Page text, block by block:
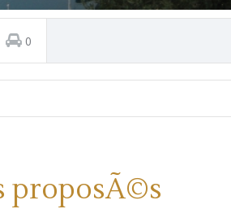
0
proposÃ©s